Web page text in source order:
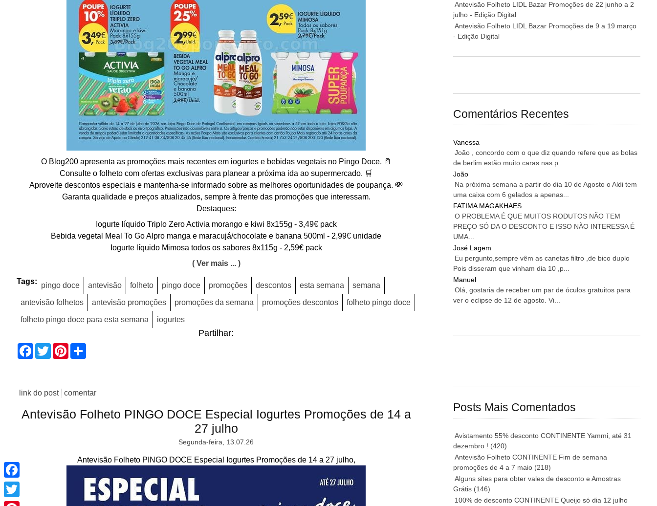
O Blog200 apresenta as promoções mais recentes em iogurtes e bebidas vegetais no Pingo Doce. 🥛
Consulte o folheto com ofertas exclusivas para planear a próxima ida ao supermercado. 🛒
Aproveite descontos especiais e mantenha-se informado sobre as melhores oportunidades de poupança. 💸
Garanta qualidade e preços atualizados, sempre à frente das promoções que interessam.
Destaques:
Iogurte líquido Triplo Zero Activia morango e kiwi 8x155g - 3,49€ pack
Bebida vegetal Meal To Go Alpro manga e maracujá/chocolate e banana 500ml - 2,99€ unidade
Iogurte líquido Mimosa todos os sabores 8x115g - 2,59€ pack
( Ver mais ... )
Tags: pingo doce antevisão folheto pingo doce promoções descontos esta semana
semana
antevisão folhetos
antevisão promoções promoções da semana promoções descontos
folheto pingo doce
folheto pingo doce para esta semana
iogurtes
Partilhar:
Facebook
TwitterPinterest
Share
link do post comentar
Antevisão Folheto PINGO DOCE Especial Iogurtes Promoções de 14 a
27 julho
Segunda-feira, 13.07.26
Antevisão Folheto PINGO DOCE Especial Iogurtes Promoções de 14 a 27 julho,
Antevisão Folheto LIDL Bazar Promoções de 22 junho a 2
julho - Edição Digital
Antevisão Folheto LIDL Bazar Promoções de 9 a 19 março
- Edição Digital
Comentários Recentes
Vanessa
João , concordo com o que diz quando refere que as bolas
de berlim estão muito caras nas p...
João
Na próxima semana a partir do dia 10 de Agosto o Aldi tem
uma caixa com 6 gelados a apenas...
FATIMA MAGAKHAES
O PROBLEMA É QUE MUITOS RODUTOS NÃO TEM
PREÇO SÓ DA O DESCONTO E ISSO NÃO INTERESSA É
UMA...
José Lagem
Eu pergunto,sempre vêm as canetas filtro ,de bico duplo
Pois disseram que vinham dia 10 ,p...
Manuel
Olá, gostaria de receber um par de óculos gratuitos para
ver o eclipse de 12 de agosto. Vi...
Posts Mais Comentados
Avistamento 55% desconto CONTINENTE Yammi, até 31
dezembro ! (420)
Antevisão Folheto CONTINENTE Fim de semana
promoções de 4 a 7 maio (218)
Alguns sites para obter vales de desconto e Amostras
Grátis (146)
100% de desconto CONTINENTE Queijo só dia 12 julho